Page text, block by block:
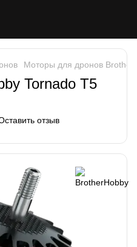
Моторы для дронов
Tornado T5
отзыв